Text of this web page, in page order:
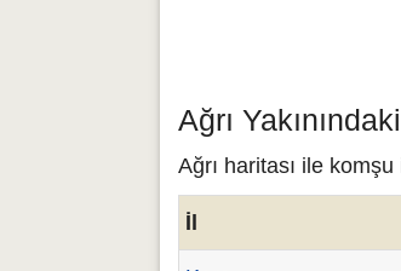
Ağrı
Ağrı haritası ile
İl